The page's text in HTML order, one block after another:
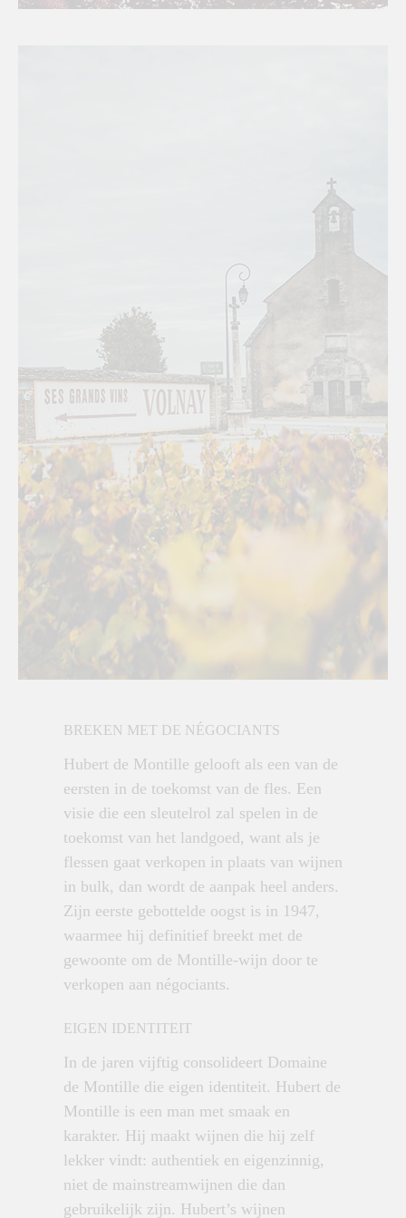
BREKEN MET DE NÉGOCIANTS
Hubert de Montille gelooft als een van de
eersten in de toekomst van de fles. Een
visie die een sleutelrol zal spelen in de
toekomst van het landgoed, want als je
flessen gaat verkopen in plaats van wijnen
in bulk, dan wordt de aanpak heel anders.
Zijn eerste gebottelde oogst is in 1947,
waarmee hij definitief breekt met de
gewoonte om de Montille-wijn door te
verkopen aan négociants.
EIGEN IDENTITEIT
In de jaren vijftig consolideert Domaine
de Montille die eigen identiteit. Hubert de
Montille is een man met smaak en
karakter. Hij maakt wijnen die hij zelf
lekker vindt: authentiek en eigenzinnig,
niet de mainstreamwijnen die dan
gebruikelijk zijn. Hubert’s wijnen